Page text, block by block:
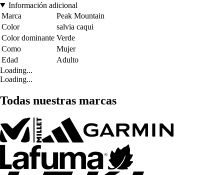
Información adicional
Marca
Peak Mountain
Color
salvia caqui
Color dominante Verde
Como
Mujer
Edad
Adulto
Loading...
Loading...
Todas nuestras marcas